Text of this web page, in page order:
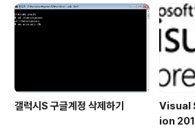
갤럭시S 구글계정 삭제하기
Visual
ion